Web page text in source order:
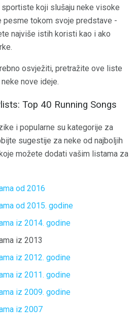
koji slušaju neke visoke
pesme tokom svoje predstave -
najviše istih koristi kao i ako
osvježiti, pretražite ove liste
nove ideje.
Top 40 Running Songs
i popularne su kategorije za
sugestije za neke od najboljih
možete dodati vašim listama za
od 2016
od 2015. godine
iz 2014. godine
iz 2013
iz 2012. godine
iz 2011. godine
iz 2009. godine
iz 2007